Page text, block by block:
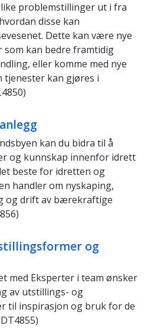
problemstillinger ut i fra
disse kan
Dette kan være nye
kan bedre framtidig
eller komme med nye
tjenester kan gjøres i
kan du bidra til å
og kunnskap innenfor idrett
beste for idretten og
handler om nyskaping,
og drift av bærekraftige
og
med Eksperter i team ønsker
av utstillings- og
til inspirasjon og bruk for de